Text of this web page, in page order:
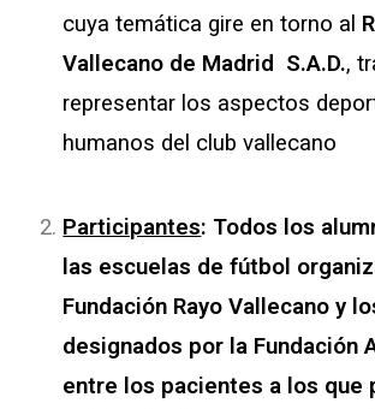
cuya temática gire en torno al
Vallecano de Madrid S.A.D.,
representar los aspectos
humanos del club vallecano
Participantes: Todos los
las escuelas de fútbol
Fundación Rayo Vallecano y
designados por la Fundación
entre los pacientes a los que